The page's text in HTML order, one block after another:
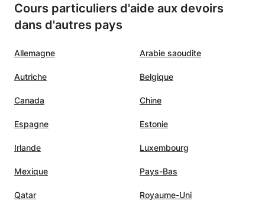
Cours particuliers d'aide aux devoirs
dans d'autres pays
Allemagne Arabie saoudite
Autriche Belgique
Canada Chine
Espagne Estonie
Irlande Luxembourg
Mexique Pays-Bas
Qatar Royaume-Uni